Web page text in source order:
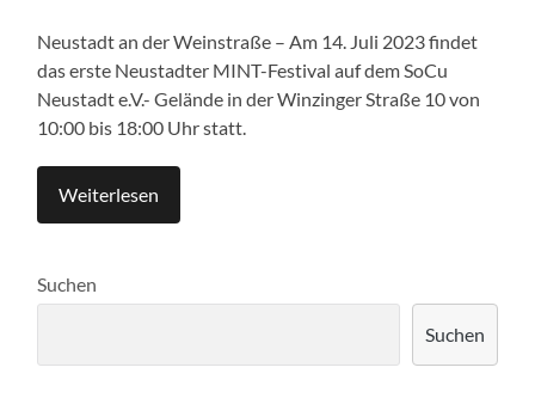
Neustadt an der Weinstraße – Am 14. Juli 2023 findet
das erste Neustadter MINT-Festival auf dem SoCu
Neustadt e.V.- Gelände in der Winzinger Straße 10 von
10:00 bis 18:00 Uhr statt.
Weiterlesen
Suchen
Suchen